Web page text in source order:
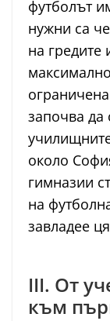
футболът
нужни са
на гредите
започва да
около
гимназии
на
завладее
III. От
към